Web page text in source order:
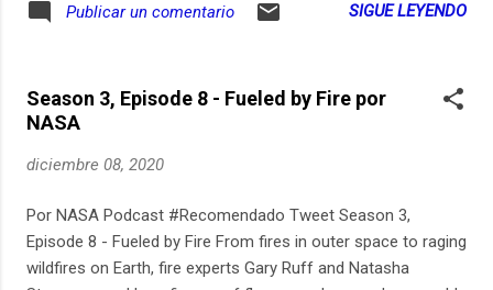
termine ce tour de l'actualité heureuse par la fête des
mercredi, Dépêche découpe l'actu avec un micro. Abonnez-
vous à ce podcast sur notre site, Apple Podcasts,
SoundCloud ou Deezer.
Publicar un comentario SIGUE LEYENDO
Season 3, Episode 8 - Fueled by Fire por
NASA
diciembre 08, 2020
Por NASA Podcast #Recomendado Tweet Season 3,
Episode 8 - Fueled by Fire From fires in outer space to raging
wildfires on Earth, fire experts Gary Ruff and Natasha